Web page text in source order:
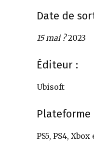
Date de
15 mai ?2023
Éditeur :
Ubisoft
Plateforme
PS5, PS4, Xbox